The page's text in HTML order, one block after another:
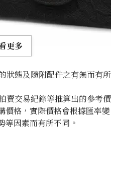
Bag Canvas Black
更多
狀態及隨附配件之有無而有所
賣交易紀錄等推算出的參考價
價格，實際價格會根據匯率變
等因素而有所不同。